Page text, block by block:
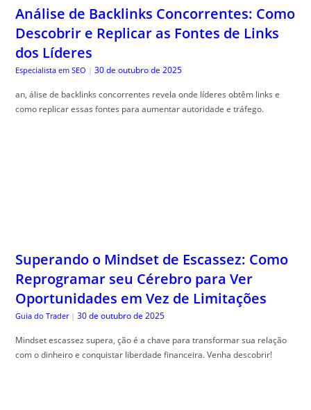
Análise de Backlinks Concorrentes: Como
Descobrir e Replicar as Fontes de Links
dos Líderes
Especialista em SEO | 30 de outubro de 2025
an, álise de backlinks concorrentes revela onde líderes obtêm links e
como replicar essas fontes para aumentar autoridade e tráfego.
Superando o Mindset de Escassez: Como
Reprogramar seu Cérebro para Ver
Oportunidades em Vez de Limitações
Guia do Trader | 30 de outubro de 2025
Mindset escassez supera, ção é a chave para transformar sua relação
com o dinheiro e conquistar liberdade financeira. Venha descobrir!